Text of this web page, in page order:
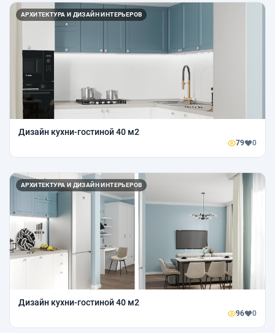
АРХИТЕКТУРА И ДИЗАЙН ИНТЕРЬЕРОВ
Дизайн кухни-гостиной 40 м2
79 0
АРХИТЕКТУРА И ДИЗАЙН ИНТЕРЬЕРОВ
Дизайн кухни-гостиной 40 м2
96 0